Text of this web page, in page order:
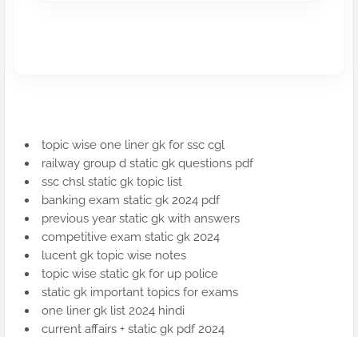
topic wise one liner gk for ssc cgl
railway group d static gk questions pdf
ssc chsl static gk topic list
banking exam static gk 2024 pdf
previous year static gk with answers
competitive exam static gk 2024
lucent gk topic wise notes
topic wise static gk for up police
static gk important topics for exams
one liner gk list 2024 hindi
current affairs + static gk pdf 2024